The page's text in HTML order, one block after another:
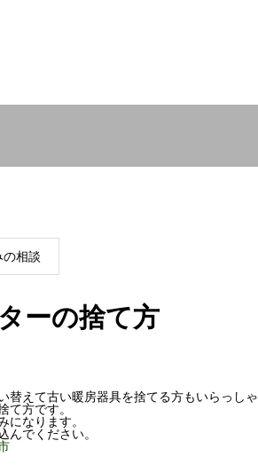
相談
ーの捨て方
替えて古い暖房器具を捨てる方もいらっし
て方です。
になります。
んでください。